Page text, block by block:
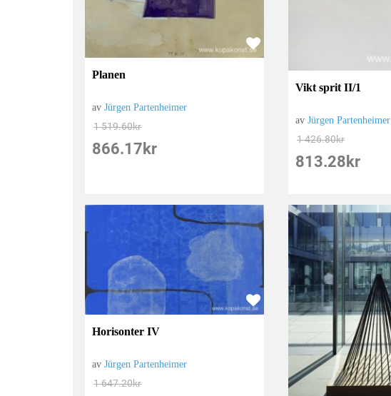
Planen
avJürgen Partenheimer
1 519.60kr
866.17 kr
Vikt sprit II/1
avJürgen Partenheimer
1 426.80kr
813.28 kr
Horisonter IV
avJürgen Partenheimer
1 647.20kr